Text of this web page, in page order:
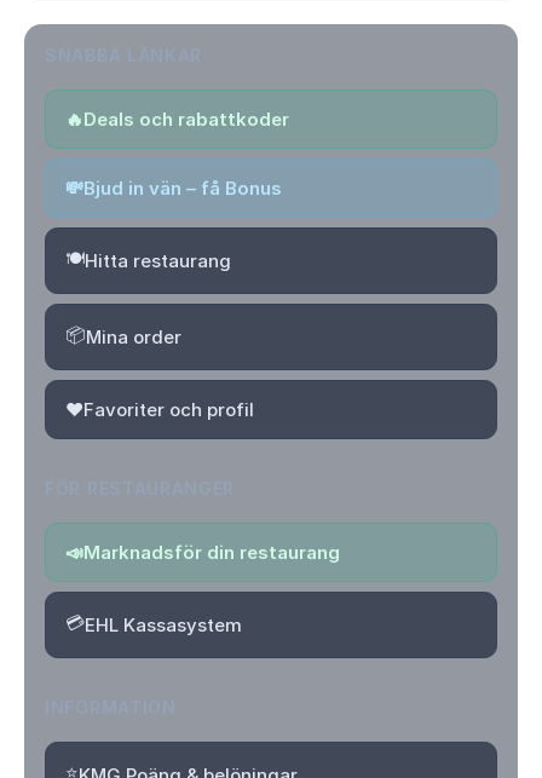
🔥Deals och rabattkoder
💸Bjud in vän – få Bonus
🍽️Hitta restaurang
📦Mina order
❤️Favoriter och profil
📣Marknadsför din restaurang
💳EHL Kassasystem
⭐